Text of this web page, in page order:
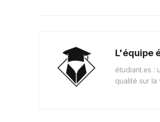
L'équipe
étudiant.es :
qualité sur la